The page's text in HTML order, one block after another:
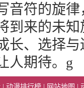
音符的旋
到来的未
长、选择
人期待。g